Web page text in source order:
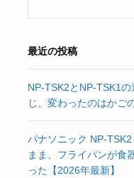
最近の投稿
NP-TSK2とNP-TSK1
じ、変わったのはかご
パナソニック NP-
まま、フライパンが食
った【2026年最新】